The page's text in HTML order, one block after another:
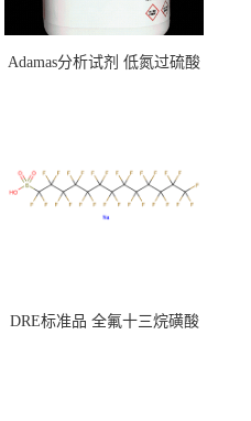
Adamas分析试剂 低氮过硫酸
DRE标准品 全氟十三烷磺酸